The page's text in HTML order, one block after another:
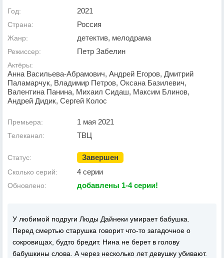
Год: 2021
Страна: Россия
Жанр: детектив, мелодрама
Режиссер: Петр Забелин
Актёры:
Анна Васильева-Абрамович, Андрей Егоров, Дмитрий
Паламарчук, Владимир Петров, Оксана Базилевич,
Валентина Панина, Михаил Сидаш, Максим Блинов,
Андрей Дидик, Сергей Колос
Премьера: 1 мая 2021
Телеканал: ТВЦ
Статус: Завершен
Сколько серий: 4 серии
Обновлено: добавлены 1-4 серии!
У любимой подруги Люды Дайнеки умирает бабушка.
Перед смертью старушка говорит что-то загадочное о
сокровищах, будто бредит. Нина не берет в голову
бабушкины слова. А через несколько лет девушку убивают.